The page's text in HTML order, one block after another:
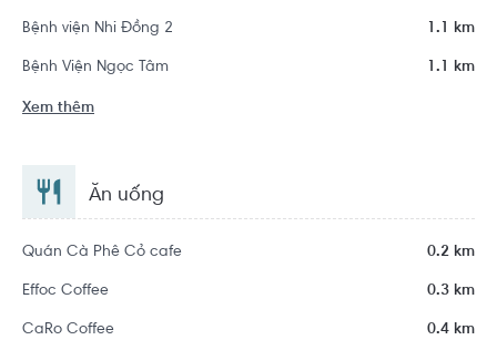
Bệnh viện Nhi Đồng 2 1.1 km
Bệnh Viện Ngọc Tâm 1.1 km
Xem thêm
Ăn uống
Quán Cà Phê Cỏ cafe 0.2 km
Effoc Coffee 0.3 km
CaRo Coffee 0.4 km